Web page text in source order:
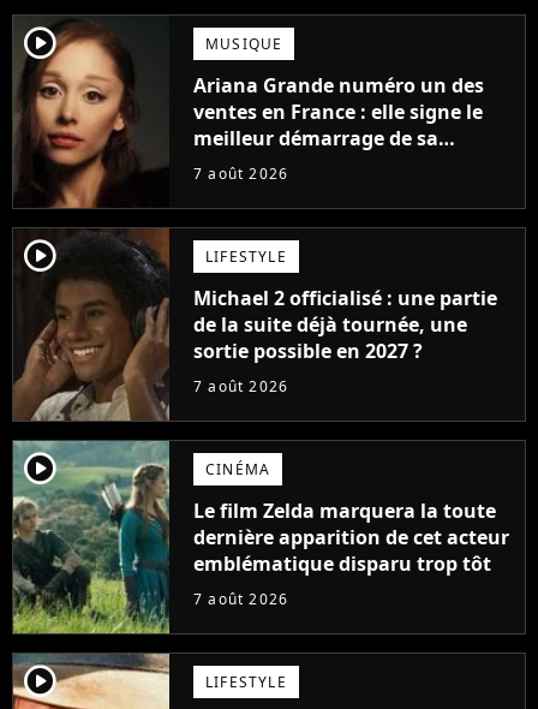
player2 MUSIQUE
Ariana Grande numéro un des
ventes en France : elle signe le
meilleur démarrage de sa
carrière avec son album Petal
7 août 2026
player2 LIFESTYLE
Michael 2 officialisé : une partie
de la suite déjà tournée, une
sortie possible en 2027 ?
7 août 2026
player2 CINÉMA
Le film Zelda marquera la toute
dernière apparition de cet acteur
emblématique disparu trop tôt
7 août 2026
player2 LIFESTYLE